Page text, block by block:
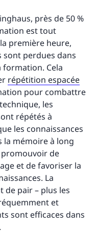
près de 50 %
est tout
première heure,
sont perdues dans
formation. Cela
répétition espacée
pour combattre
les
répétés à
les connaissances
la mémoire à long
de
et de favoriser la
La
de pair – plus les
et
sont efficaces dans